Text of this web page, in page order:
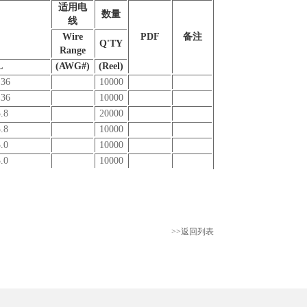
适用电
线
数量
PDF 备注
Wire
Range
Q'TY
(AWG#)
(Reel)
10000
10000
20000
10000
10000
10000
>>返回列表